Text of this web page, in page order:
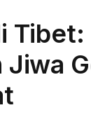
Tibet:
Jiwa